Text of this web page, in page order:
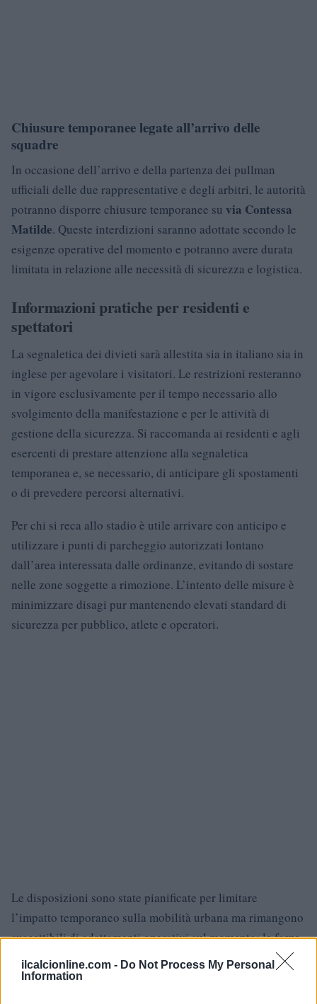
ilcalcionline.com - Do Not Process My Personal
Information
Chiusure temporanee legate all’arrivo delle
squadre
In occasione dell’arrivo e della partenza dei pullman
ufficiali delle due rappresentative e degli arbitri, le autorità
potranno disporre chiusure temporanee su via Contessa
Matilde. Queste interdizioni saranno adottate secondo le
esigenze operative del momento e potranno avere durata
limitata in relazione alle necessità di sicurezza e logistica.
Informazioni pratiche per residenti e
spettatori
La segnaletica dei divieti sarà allestita sia in italiano sia in
inglese per agevolare i visitatori. Le restrizioni resteranno
in vigore esclusivamente per il tempo necessario allo
svolgimento della manifestazione e per le attività di
gestione della sicurezza. Si raccomanda ai residenti e agli
esercenti di prestare attenzione alla segnaletica
temporanea e, se necessario, di anticipare gli spostamenti
o di prevedere percorsi alternativi.
Per chi si reca allo stadio è utile arrivare con anticipo e
utilizzare i punti di parcheggio autorizzati lontano
dall’area interessata dalle ordinanze, evitando di sostare
nelle zone soggette a rimozione. L’intento delle misure è
minimizzare disagi pur mantenendo elevati standard di
sicurezza per pubblico, atlete e operatori.
Le disposizioni sono state pianificate per limitare
l’impatto temporaneo sulla mobilità urbana ma rimangono
suscettibili di adattamenti operativi sul momento: le forze
dell’ordine locali avranno la responsabilità di attuare e
modulare le chiusure in relazione al contesto operativo.